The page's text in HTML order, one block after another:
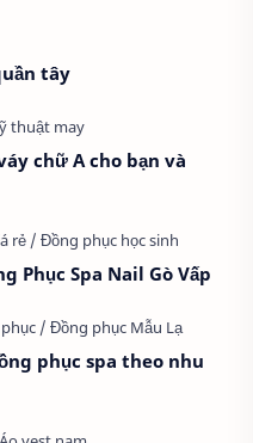
tây
chữ A cho bạn và
Phục Spa Nail Gò Vấp
phục spa theo nhu